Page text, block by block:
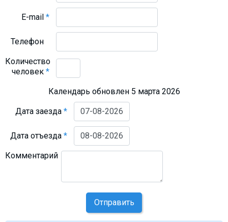
E-mail*
Телефон
Количество
человек*
Календарь обновлен 5 марта 2026
Дата заезда*
Дата отъезда*
Комментарий
Отправить